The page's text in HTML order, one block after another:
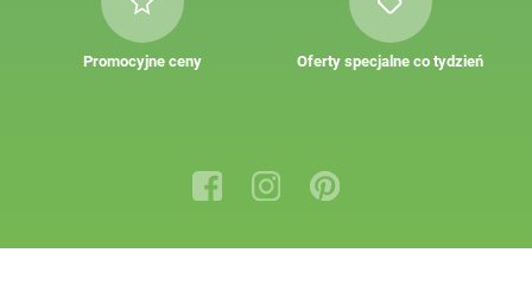
Promocyjne ceny Oferty specjalne co tydzień